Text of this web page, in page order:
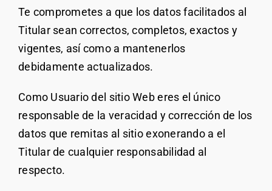
Te comprometes a que los datos facilitados al
Titular sean correctos, completos, exactos y
vigentes, así como a mantenerlos
debidamente actualizados.
Como Usuario del sitio Web eres el único
responsable de la veracidad y corrección de los
datos que remitas al sitio exonerando a el
Titular de cualquier responsabilidad al
respecto.